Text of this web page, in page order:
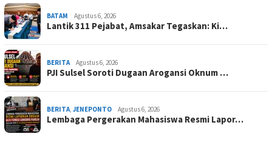
BATAM Agustus 6, 2026
Lantik 311 Pejabat, Amsakar Tegaskan: Ki…
BERITA Agustus 6, 2026
PJI Sulsel Soroti Dugaan Arogansi Oknum …
BERITA, JENEPONTO Agustus 6, 2026
Lembaga Pergerakan Mahasiswa Resmi Lapor…